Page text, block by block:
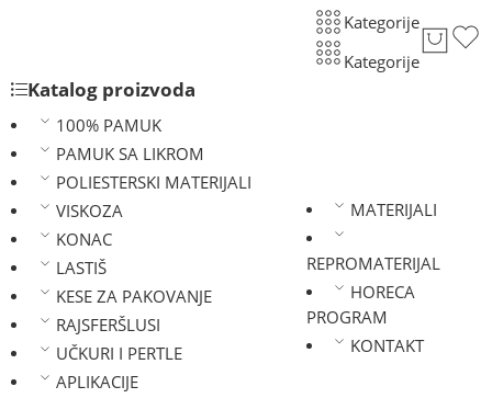
Kategorije
Kategorije
Katalog proizvoda
100% PAMUK
PAMUK SA LIKROM
POLIESTERSKI MATERIJALI
VISKOZA
KONAC
LASTIŠ
KESE ZA PAKOVANJE
RAJSFERŠLUSI
UČKURI I PERTLE
APLIKACIJE
MATERIJALI
REPROMATERIJAL
HORECA
PROGRAM
KONTAKT